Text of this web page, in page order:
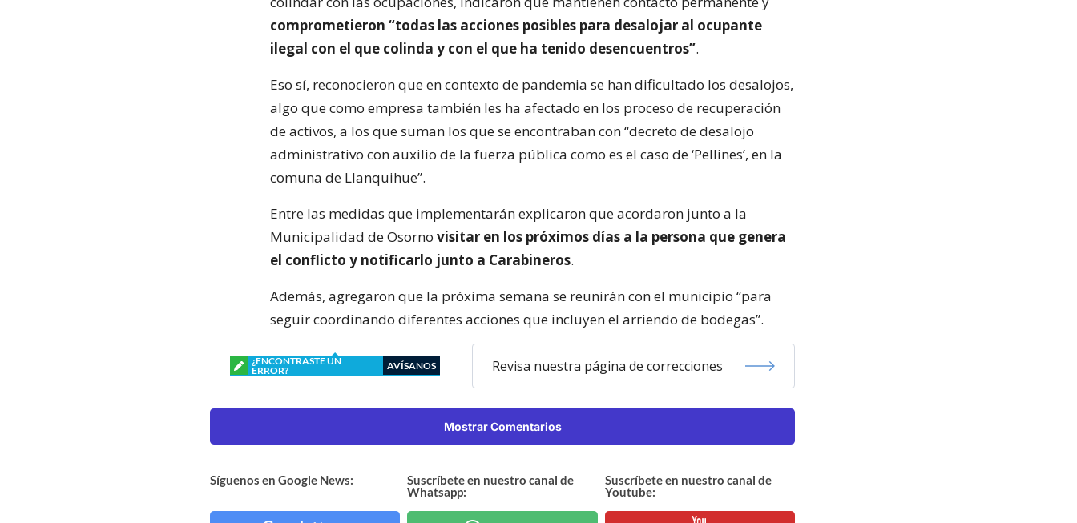
comprometieron “todas las acciones posibles para desalojar al ocupante
ilegal con el que colinda y con el que ha tenido desencuentros”.
Eso sí, reconocieron que en contexto de pandemia se han dificultado los desalojos,
algo que como empresa también les ha afectado en los proceso de recuperación
de activos, a los que suman los que se encontraban con “decreto de desalojo
administrativo con auxilio de la fuerza pública como es el caso de ‘Pellines’, en la
comuna de Llanquihue”.
Entre las medidas que implementarán explicaron que acordaron junto a la
Municipalidad de Osorno visitar en los próximos días a la persona que genera
el conflicto y notificarlo junto a Carabineros.
Además, agregaron que la próxima semana se reunirán con el municipio “para
seguir coordinando diferentes acciones que incluyen el arriendo de bodegas”.
¿ENCONTRASTE UN
ERROR?
AVÍSANOS Revisa nuestra página de correcciones
Mostrar Comentarios
Síguenos en Google News:
Suscríbete en nuestro canal de
Whatsapp:
Suscríbete en nuestro canal de
Youtube: